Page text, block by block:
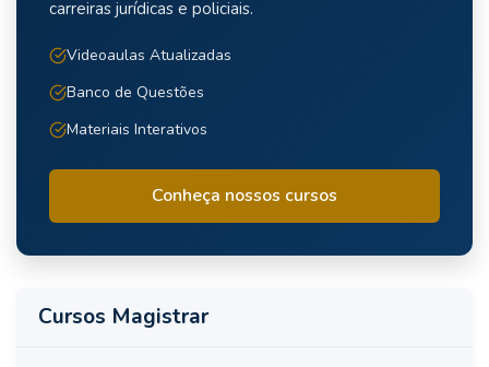
carreiras jurídicas e policiais.
Videoaulas Atualizadas
Banco de Questões
Materiais Interativos
Conheça nossos cursos
Cursos Magistrar